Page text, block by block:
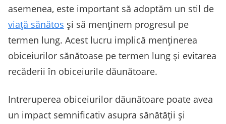
asemenea, este important să adoptăm un stil de
viață sănătos și să menținem progresul pe
termen lung. Acest lucru implică menținerea
obiceiurilor sănătoase pe termen lung și evitarea
recăderii în obiceiurile dăunătoare.
Intreruperea obiceiurilor dăunătoare poate avea
un impact semnificativ asupra sănătății și